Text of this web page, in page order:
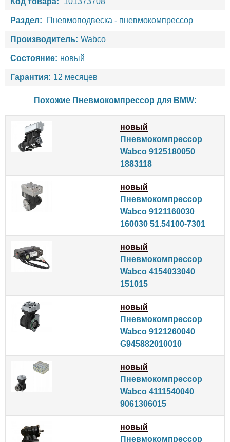
Раздел: Пневмоподвеска - пневмокомпрессор
Производитель: Wabco
Состояние: новый
Гарантия: 12 месяцев
Похожие Пневмокомпрессор для BMW:
новый
Пневмокомпрессор
Wabco 9125180050
1883118
новый
Пневмокомпрессор
Wabco 9121160030
160030 51.54100-7301
новый
Пневмокомпрессор
Wabco 4154033040
151015
новый
Пневмокомпрессор
Wabco 9121260040
G945882010010
новый
Пневмокомпрессор
Wabco 4111540040
9061306015
новый
Пневмокомпрессор